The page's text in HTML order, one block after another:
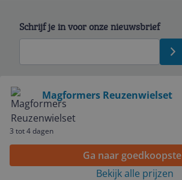
Magformers Reuzenwielset
3 tot 4 dagen
Ga naar goedkoopste
Bekijk alle prijzen
Schrijf je in voor onze nieuwsbrief
Service